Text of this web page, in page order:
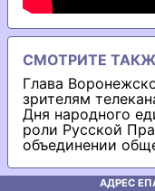
СМОТРИТЕ
Глава
зрителям
Дня народного
роли Русской
объединении
АДРЕС